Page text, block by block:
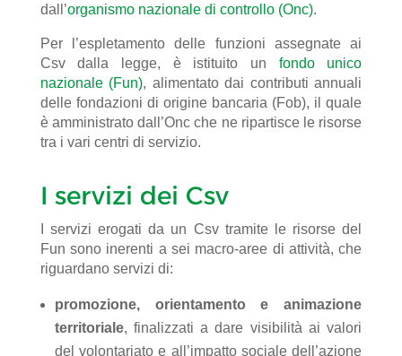
dall’organismo nazionale di controllo (Onc).
Per l’espletamento delle funzioni assegnate ai
Csv dalla legge, è istituito un fondo unico
nazionale (Fun), alimentato dai contributi annuali
delle fondazioni di origine bancaria (Fob), il quale
è amministrato dall’Onc che ne ripartisce le risorse
tra i vari centri di servizio.
I servizi dei Csv
I servizi erogati da un Csv tramite le risorse del
Fun sono inerenti a sei macro-aree di attività, che
riguardano servizi di:
promozione, orientamento e animazione
territoriale, finalizzati a dare visibilità ai valori
del volontariato e all’impatto sociale dell’azione